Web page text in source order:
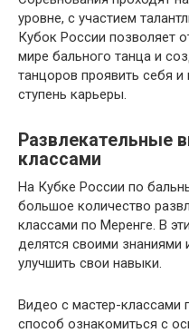
уровне, с участием
Кубок России позволяет
мире бального танца и
танцоров проявить себя
ступень карьеры.
Развлекательные
классами
На Кубке России по
большое количество
классами по Меренге. В
делятся своими знаниями
улучшить свои навыки.
Видео с мастер-классами
способ ознакомиться с